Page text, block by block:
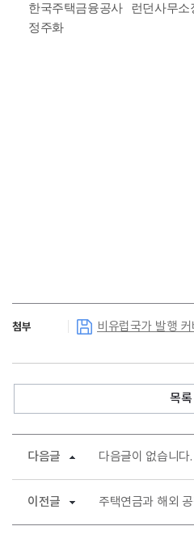
한국주택금융공사 런던사무
정주화
첨부
목록
다음글 다음글이 없습니다.
이전글